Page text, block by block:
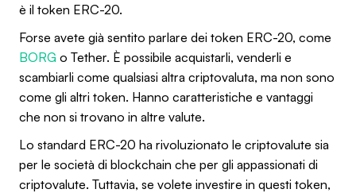
è il token ERC-20.
Forse avete già sentito parlare dei token ERC-20, come
BORG o Tether. È possibile acquistarli, venderli e
scambiarli come qualsiasi altra criptovaluta, ma non sono
come gli altri token. Hanno caratteristiche e vantaggi
che non si trovano in altre valute.
Lo standard ERC-20 ha rivoluzionato le criptovalute sia
per le società di blockchain che per gli appassionati di
criptovalute. Tuttavia, se volete investire in questi token,